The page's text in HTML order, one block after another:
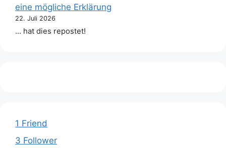
eine mögliche Erklärung
22. Juli 2026
… hat dies repostet!
1 Friend
3 Follower